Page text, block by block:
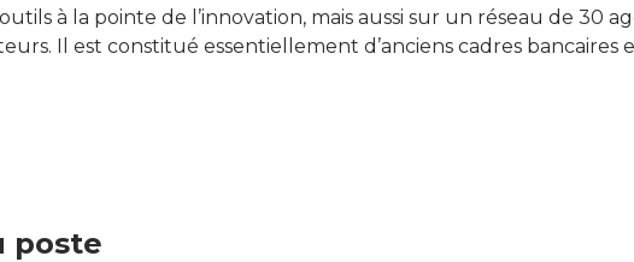
à la pointe de l’innovation, mais aussi sur un réseau de 30
Il est constitué essentiellement d’anciens cadres bancaires
poste